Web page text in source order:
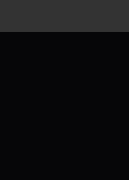
Обучите
дороге.